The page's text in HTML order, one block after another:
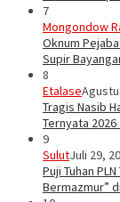
7
Mongondow
Oknum
Supir
8
Etalase
Tragis Nasib
Ternyata
9
SulutJuli 29,
Puji Tuhan
Bermazmur”